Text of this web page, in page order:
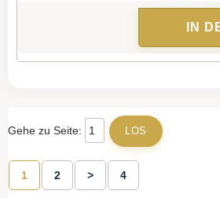
IN
Gehe zu Seite:
1 2 > 4